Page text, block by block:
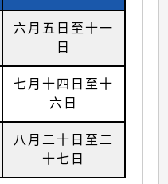
六月五日至十一
日
七月十四日至十
六日
八月二十日至二
十七日